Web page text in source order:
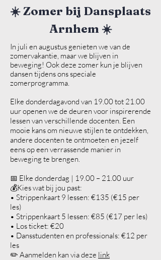
☀️ Zomer bij Dansplaats
Arnhem ☀️
In juli en augustus genieten we van de
zomervakantie, maar we blijven in
beweging! Ook deze zomer kun je blijven
dansen tijdens ons speciale
zomerprogramma.
Elke donderdagavond van 19.00 tot 21.00
uur openen we de deuren voor inspirerende
lessen van verschillende docenten. Een
mooie kans om nieuwe stijlen te ontdekken,
andere docenten te ontmoeten en jezelf
eens op een verrassende manier in
beweging te brengen.
📅 Elke donderdag | 19.00 – 21.00 uur
💰Kies wat bij jou past:
• Strippenkaart 9 lessen: €135 (€15 per
les)
• Strippenkaart 5 lessen: €85 (€17 per les)
• Los ticket: €20
• Dansstudenten en professionals: €12 per
les
✏️ Aanmelden kan via deze link